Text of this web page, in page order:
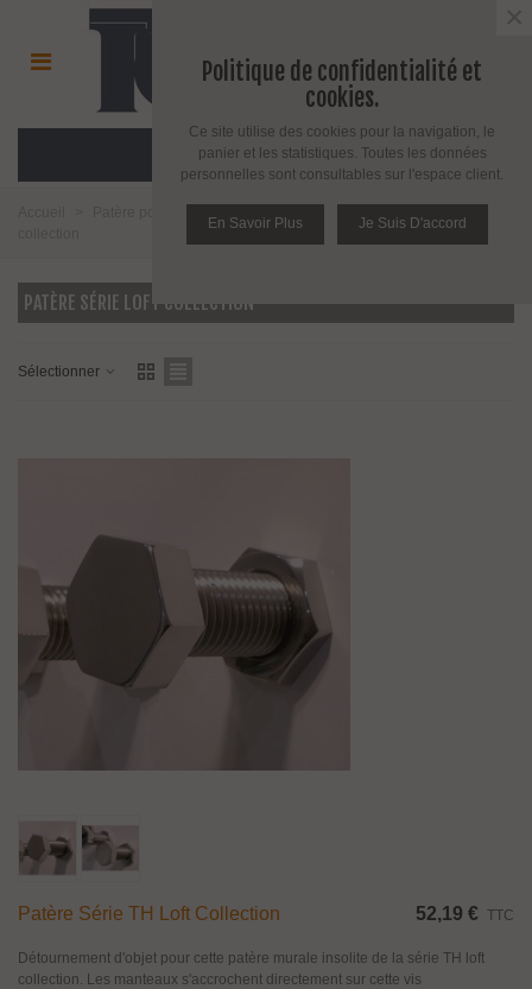
MENU
PATÈRE SÉRIE LOFT COLLECTION
Sélectionner
Patère Série TH Loft Collection 52,19 € TTC
Détournement d'objet pour cette patère murale insolite de la série TH loft
collection. Les manteaux s'accrochent directement sur cette vis
Politique de confidentialité et
cookies.
Ce site utilise des cookies pour la navigation, le
panier et les statistiques. Toutes les données
personnelles sont consultables sur l'espace client.
En Savoir Plus Je Suis D'accord